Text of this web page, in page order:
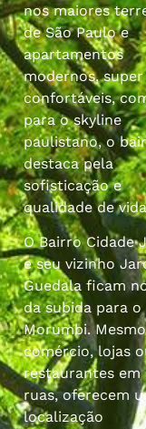
nos maiores
de São Paulo e
apartamentos
modernos, super
confortáveis,
para o skyline
paulistano, o
destaca pela
sofisticação e
qualidade de
O Bairro Cidade
e seu vizinho
Guedala ficam
da subida para o
Morumbi.
comércio, lojas
restaurantes em
ruas, oferecem
localização